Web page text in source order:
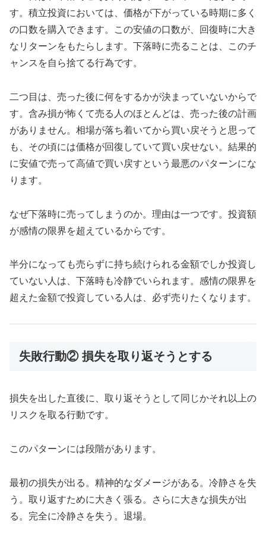
す。積立投資においては、価格が下がっている時期に多く
の口数を購入できます。この安値の口数が、回復時に大き
なリターンをもたらします。下落時に売ることは、このチ
ャンスを自ら捨てる行為です。
二つ目は、売った後に何をするかが決まっていないからで
す。含み損が怖くて売る人のほとんどは、売った後の計画
がありません。相場が落ち着いてから買い戻そうと思って
も、その頃には価格が回復していて買い戻せない。結果的
に安値で売って高値で買い戻すという最悪のパターンにな
ります。
なぜ下落時に売ってしまうのか。理由は一つです。投資額
が感情の限界を超えているからです。
半分になっても売らずに持ち続けられる金額でしか投資し
ていない人は、下落時も冷静でいられます。感情の限界を
超えた金額で投資している人は、必ず売りたくなります。
失敗行動② 損失を取り返そうとする
損失を出した直後に、取り返そうとして同じかそれ以上の
リスクを取る行動です。
このパターンには段階があります。
最初の損失が出る。精神的なダメージがある。冷静さを失
う。取り返すために大きく張る。さらに大きな損失が出
る。完全に冷静さを失う。退場。